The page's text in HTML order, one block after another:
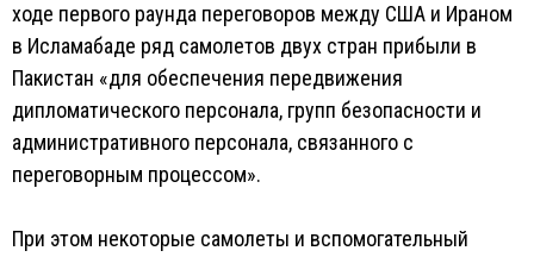
ходе первого раунда переговоров между США и Ираном
в Исламабаде ряд самолетов двух стран прибыли в
Пакистан «для обеспечения передвижения
дипломатического персонала, групп безопасности и
административного персонала, связанного с
переговорным процессом».
При этом некоторые самолеты и вспомогательный